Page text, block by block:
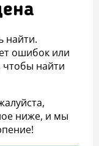
найти.
ошибок или
чтобы найти
ниже, и мы